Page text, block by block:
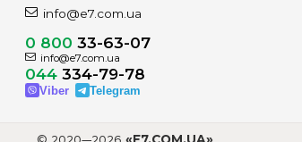
info@e7.com.ua
0 800 33-63-07
info@e7.com.ua
044334-79-78
Viber Telegram